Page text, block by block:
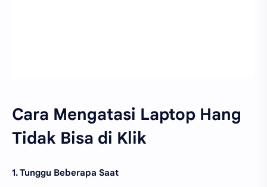
Cara Mengatasi Laptop Hang
Tidak Bisa di Klik
1. Tunggu Beberapa Saat